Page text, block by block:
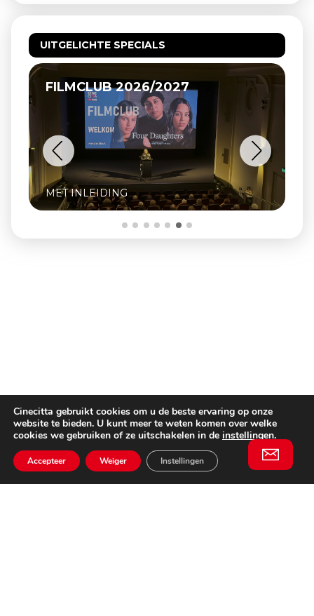
UITGELICHTE SPECIALS
FILMCLUB 2026/2027
MET INLEIDING
Cinecitta gebruikt cookies om u de beste ervaring op onze
website te bieden. U kunt meer te weten komen over welke
cookies we gebruiken of ze uitschakelen in de instellingen.
Accepteer Weiger Instellingen